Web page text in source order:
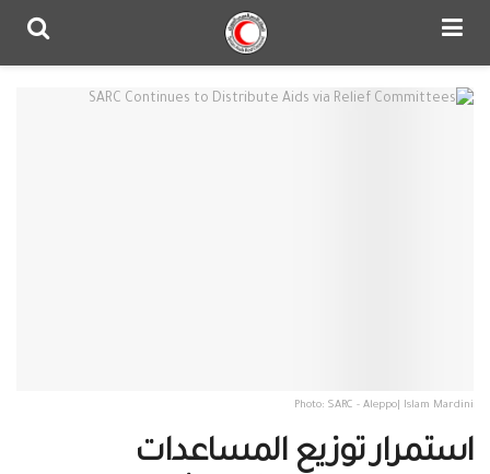
Photo: SARC - Aleppo| Islam Mardini
استمرار توزيع المساعدات